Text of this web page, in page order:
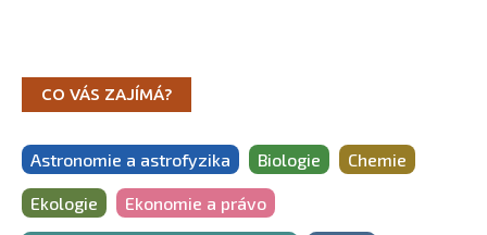
CO VÁS ZAJÍMÁ?
Astronomie a astrofyzika Biologie Chemie
Ekologie Ekonomie a právo